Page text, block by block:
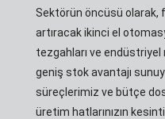
Sektörün öncüsü olarak,
artıracak ikinci el
tezgahları ve
geniş stok avantajı
süreçlerimiz ve bütçe
üretim hatlarınızın